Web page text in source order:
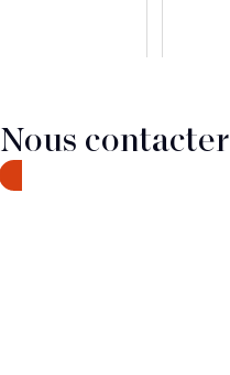
Nous contacter
CONTACT